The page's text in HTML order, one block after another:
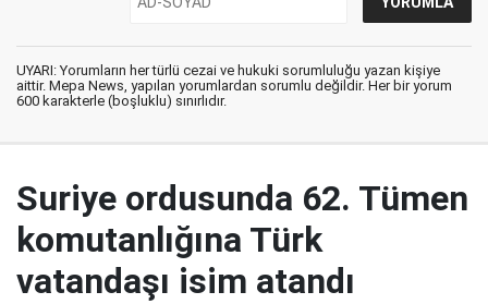
UYARI: Yorumların her türlü cezai ve hukuki sorumluluğu yazan kişiye
aittir. Mepa News, yapılan yorumlardan sorumlu değildir. Her bir yorum
600 karakterle (boşluklu) sınırlıdır.
Suriye ordusunda 62. Tümen
komutanlığına Türk
vatandaşı isim atandı